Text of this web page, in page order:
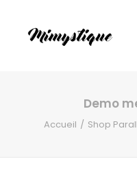
Demo
Accueil Shop